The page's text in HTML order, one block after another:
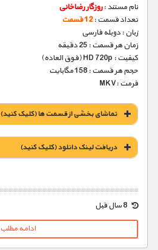
نام مستند :روزگار رضاخانی
تعداد قسمت :12 قسمت
زبان : دوبله فارسی
زمان هر قسمت : 25 دقیقه
کیفیت : HD 720p (فوق العاده)
حجم هر قسمت : 158 مگابایت
فرمت :MKV
تماشای بخشی از قسمت ها (کلیک کنید)
دریافت لينک دانلود (کليک کنيد)
1000 تومان – دانلود قسمت 1 (افزودن به سبد خريد)
ادامه مطلب